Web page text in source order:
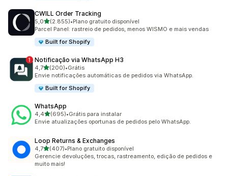
CWILL Order Tracking
5,0de 5 estrelas
(2.855)
2855 avaliações ao todo
•Plano gratuito disponível
Parcel Panel: rastreio de pedidos, menos WISMO e mais vendas
Built for Shopify
Notificação via WhatsApp H3
4,7de 5 estrelas
(200)
200 avaliações ao todo
•Grátis
Envie notificações automáticas de pedidos via WhatsApp.
Built for Shopify
WhatsApp
4,4de 5 estrelas
(695)
695 avaliações ao todo
•Grátis para instalar
Envie atualizações oportunas de pedidos pelo WhatsApp.
Loop Returns & Exchanges
4,7de 5 estrelas
(407)
407 avaliações ao todo
•Plano gratuito disponível
Gerencie devoluções, trocas, rastreamento, edição de pedidos e
muito mais!